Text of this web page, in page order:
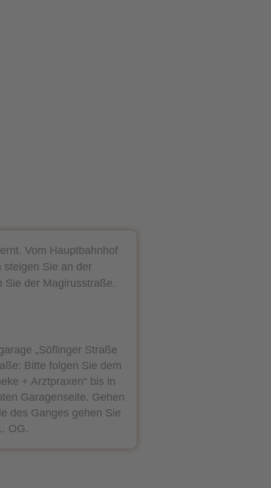
Vom Hauptbahnhof
Sie an der
Sie der Magirusstraße.
„Söflinger Straße
Bitte folgen Sie dem
+ Arztpraxen“ bis in
Garagenseite. Gehen
des Ganges gehen Sie
OG.